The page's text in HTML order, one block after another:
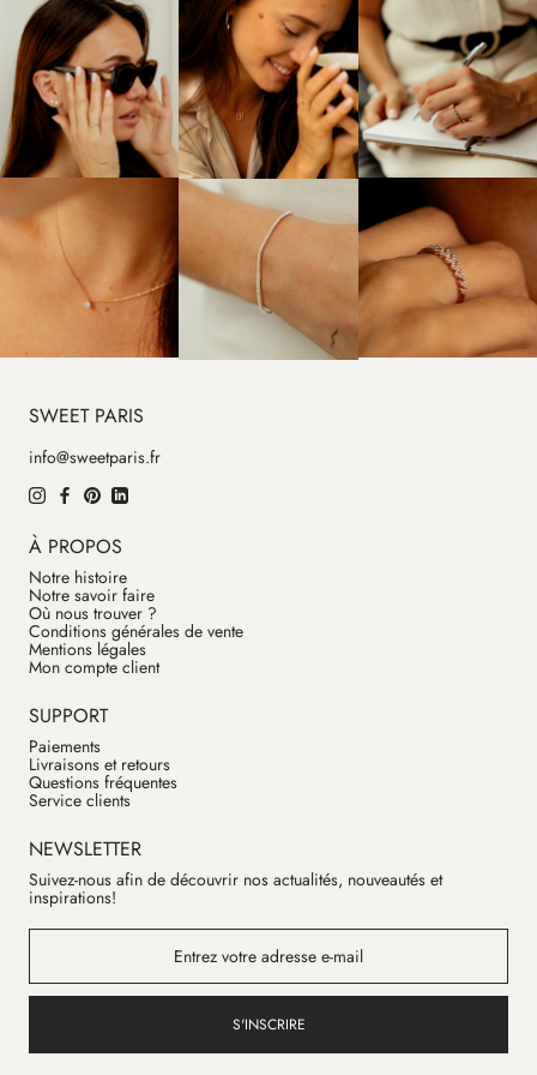
SWEET PARIS
info@sweetparis.fr
À PROPOS
Notre histoire
Notre savoir faire
Où nous trouver ?
Conditions générales de vente
Mentions légales
Mon compte client
SUPPORT
Paiements
Livraisons et retours
Questions fréquentes
Service clients
NEWSLETTER
Suivez-nous afin de découvrir nos actualités, nouveautés et
inspirations!
S'INSCRIRE